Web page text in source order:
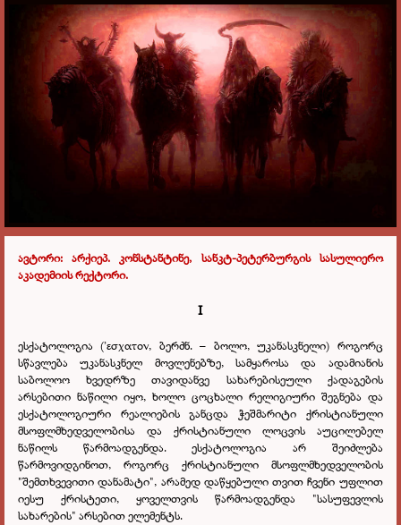
ავტორი:არქიეპ. კონსტანტინე, სანკტ-პეტერბურგის სასულიერო
აკადემიის რექტორი.
I
ესქატოლოგია(’εσχατον, ბერძნ. – ბოლო, უკანასკნელი) როგორც
სწავლება უკანასკნელ მოვლენებზე, სამყაროსა და ადამიანის
საბოლოო ხვედრზე თავიდანვე სახარებისეული ქადაგების
არსებითი ნაწილი იყო, ხოლო ცოცხალი რელიგიური შეგნება და
ესქატოლოგიური რეალიების განცდა ჭეშმარიტი ქრისტიანული
მსოფლმხედველობისა და ქრისტიანული ლოცვის აუცილებელ
ნაწილს წარმოადგენდა. ესქატოლოგია არ შეიძლება
წარმოვიდგინოთ, როგორც ქრისტიანული მსოფლმხედველობის
"შემთხვევითი დანამატი", არამედ დაწყებული თვით ჩვენი უფლით
იესუ ქრისტეთი, ყოველთვის წარმოადგენდა "სასუფევლის
სახარების" არსებით ელემენტს.